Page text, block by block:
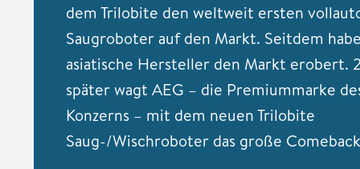
dem Trilobite den weltweit ersten
Saugroboter auf den Markt. Seitdem
asiatische Hersteller den Markt erobert.
später wagt AEG – die Premiummarke
Konzerns – mit dem neuen Trilobite
Saug-/Wischroboter das große